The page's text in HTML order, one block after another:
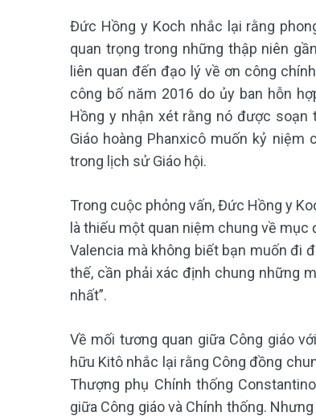
Đức Hồng y Koch nhắc lại rằng
quan trọng trong những thập niên
liên quan đến đạo lý về ơn công
công bố năm 2016 do ủy ban hỗn
Hồng y nhận xét rằng nó được
Giáo hoàng Phanxicô muốn kỷ
trong lịch sử Giáo hội.
Trong cuộc phỏng vấn, Đức Hồng y
là thiếu một quan niệm chung về
Valencia mà không biết bạn muốn đi
thế, cần phải xác định chung những
nhất”.
Về mối tương quan giữa Công giáo
hữu Kitô nhắc lại rằng Công đồng
Thượng phụ Chính thống
giữa Công giáo và Chính thống.